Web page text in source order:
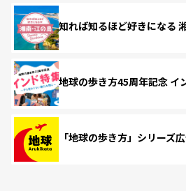
知れば知るほど好きになる
地球の歩き方45周年記念 イ
「地球の歩き方」シリーズ